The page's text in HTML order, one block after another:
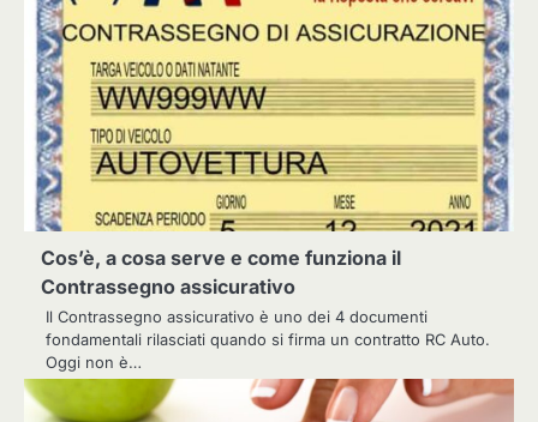
Cos’è, a cosa serve e come funziona il
Contrassegno assicurativo
Il Contrassegno assicurativo è uno dei 4 documenti
fondamentali rilasciati quando si firma un contratto RC Auto.
Oggi non è…